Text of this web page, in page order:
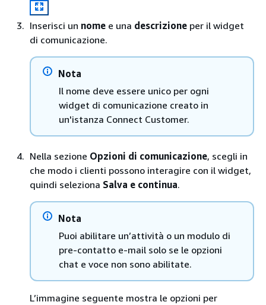
Inserisci un nome e una descrizione per il widget
di comunicazione.
Nota
Il nome deve essere unico per ogni
widget di comunicazione creato in
un'istanza Connect Customer.
Nella sezione Opzioni di comunicazione, scegli in
che modo i clienti possono interagire con il widget,
quindi seleziona Salva e continua.
Nota
Puoi abilitare un’attività o un modulo di
pre-contatto e-mail solo se le opzioni
chat e voce non sono abilitate.
L’immagine seguente mostra le opzioni per